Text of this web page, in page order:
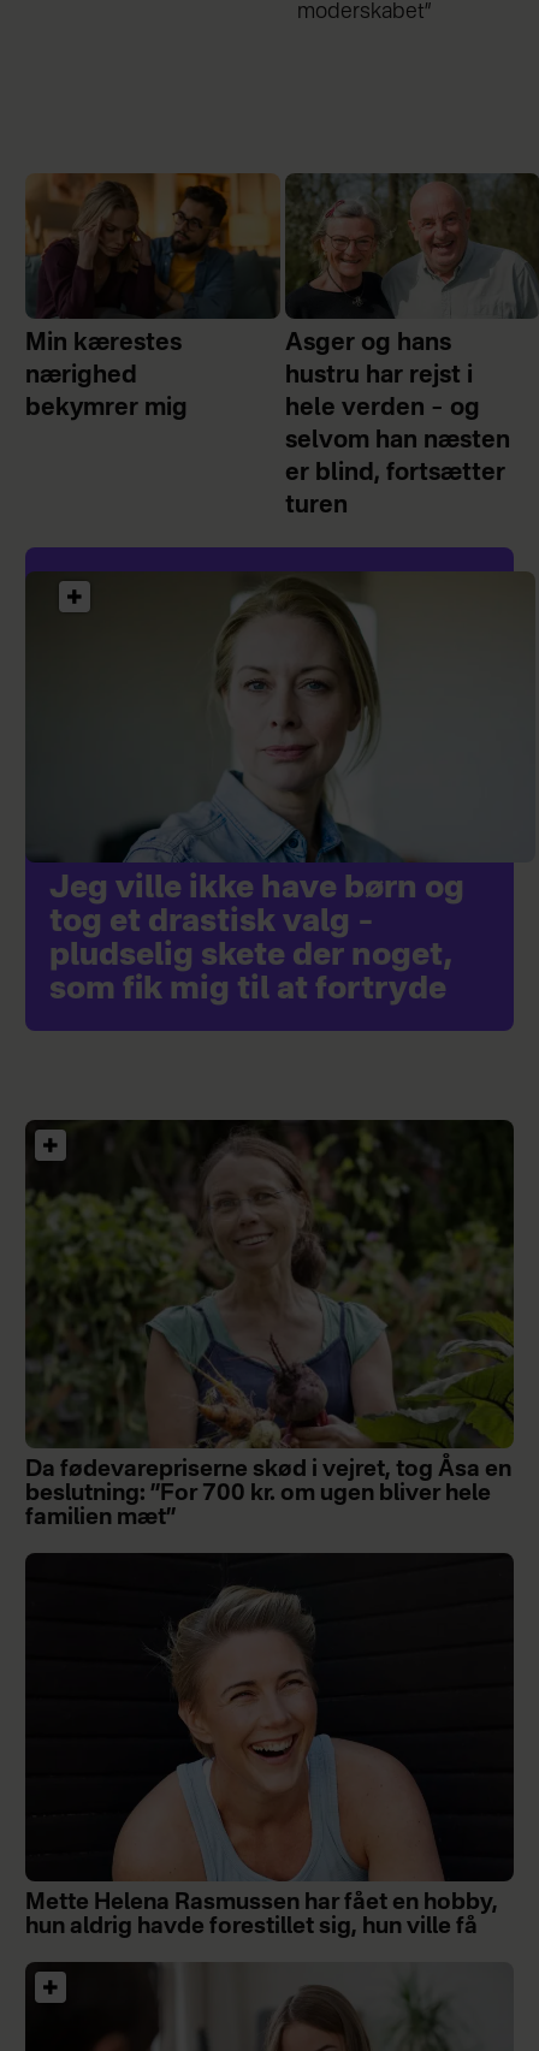
moderskabet”
Min kærestes
nærighed
bekymrer mig
Asger og hans
hustru har rejst i
hele verden – og
selvom han næsten
er blind, fortsætter
turen
Jeg ville ikke have børn og
tog et drastisk valg –
pludselig skete der noget,
som fik mig til at fortryde
Da fødevarepriserne skød i vejret, tog Åsa en
beslutning: ”For 700 kr. om ugen bliver hele
familien mæt”
Mette Helena Rasmussen har fået en hobby,
hun aldrig havde forestillet sig, hun ville få